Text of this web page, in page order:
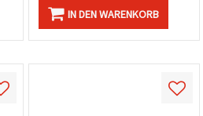
IN DEN WARENKORB